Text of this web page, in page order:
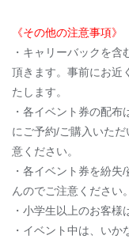
《その他の注意事項》
・キャリーバックを
頂きます。事前にお近
たします。
・各イベント券の配
にご予約/ご購入いた
意ください。
・各イベント券を紛
んのでご注意ください
・小学生以上のお客様
・イベント中は、い